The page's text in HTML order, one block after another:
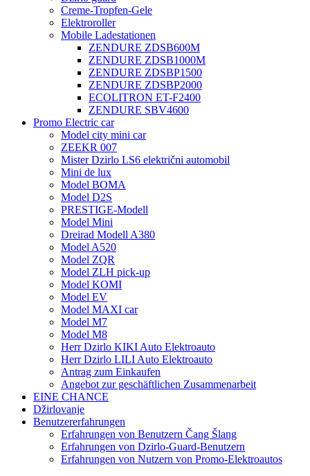
Creme-Tropfen-Gele
Elektroroller
Mobile Ladestationen
ZENDURE ZDSB600M
ZENDURE ZDSB1000M
ZENDURE ZDSBP1500
ZENDURE ZDSBP2000
ECOLITRON ET-F2400
ZENDURE SBV4600
Promo Electric car
Model city mini car
ZEEKR 007
Mister Dzirlo LS6 električni automobil
Mini de lux
Model BOMA
Model D2S
PRESTIGE-Modell
Model Mini
Dreirad Modell A380
Model A520
Model ZQR
Model ZLH pick-up
Model KOMI
Model EV
Model MAXI car
Model M7
Model M8
Herr Dzirlo KIKI Auto Elektroauto
Herr Dzirlo LILI Auto Elektroauto
Antrag zum Einkaufen
Angebot zur geschäftlichen Zusammenarbeit
EINE CHANCE
Džirlovanje
Benutzererfahrungen
Erfahrungen von Benutzern Čang Šlang
Erfahrungen von Dzirlo-Guard-Benutzern
Erfahrungen von Nutzern von Promo-Elektroautos